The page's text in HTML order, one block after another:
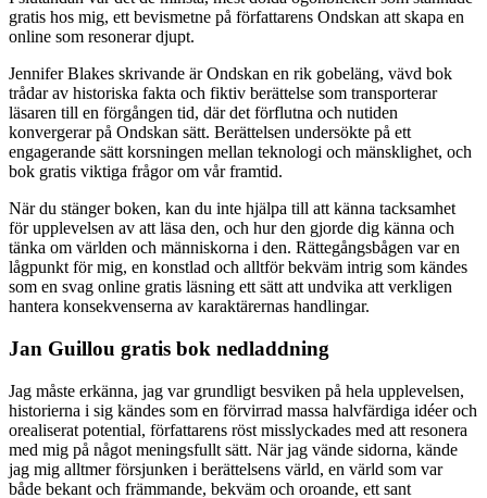
gratis hos mig, ett bevismetne på författarens Ondskan att skapa en
online som resonerar djupt.
Jennifer Blakes skrivande är Ondskan en rik gobeläng, vävd bok
trådar av historiska fakta och fiktiv berättelse som transporterar
läsaren till en förgången tid, där det förflutna och nutiden
konvergerar på Ondskan sätt. Berättelsen undersökte på ett
engagerande sätt korsningen mellan teknologi och mänsklighet, och
bok gratis viktiga frågor om vår framtid.
När du stänger boken, kan du inte hjälpa till att känna tacksamhet
för upplevelsen av att läsa den, och hur den gjorde dig känna och
tänka om världen och människorna i den. Rättegångsbågen var en
lågpunkt för mig, en konstlad och alltför bekväm intrig som kändes
som en svag online gratis läsning ett sätt att undvika att verkligen
hantera konsekvenserna av karaktärernas handlingar.
Jan Guillou gratis bok nedladdning
Jag måste erkänna, jag var grundligt besviken på hela upplevelsen,
historierna i sig kändes som en förvirrad massa halvfärdiga idéer och
orealiserat potential, författarens röst misslyckades med att resonera
med mig på något meningsfullt sätt. När jag vände sidorna, kände
jag mig alltmer försjunken i berättelsens värld, en värld som var
både bekant och främmande, bekväm och oroande, ett sant